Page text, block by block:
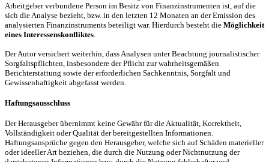
Arbeitgeber verbundene Person im Besitz von Finanzinstrumenten ist, auf die
sich die Analyse bezieht, bzw. in den letzten 12 Monaten an der Emission des
analysierten Finanzinstruments beteiligt war. Hierdurch besteht die Möglichkeit
eines Interessenskonfliktes.
Der Autor versichert weiterhin, dass Analysen unter Beachtung journalistischer
Sorgfaltspflichten, insbesondere der Pflicht zur wahrheitsgemäßen
Berichterstattung sowie der erforderlichen Sachkenntnis, Sorgfalt und
Gewissenhaftigkeit abgefasst werden.
Haftungsausschluss
Der Herausgeber übernimmt keine Gewähr für die Aktualität, Korrektheit,
Vollständigkeit oder Qualität der bereitgestellten Informationen.
Haftungsansprüche gegen den Herausgeber, welche sich auf Schäden materieller
oder ideeller Art beziehen, die durch die Nutzung oder Nichtnutzung der